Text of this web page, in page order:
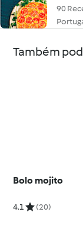
90
Também
Bolo mojito
4.1 (20)